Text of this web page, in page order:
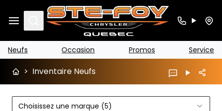
Search
Neufs Occasion Promos Service
> Inventaire Neufs
Choisissez une marque (5)